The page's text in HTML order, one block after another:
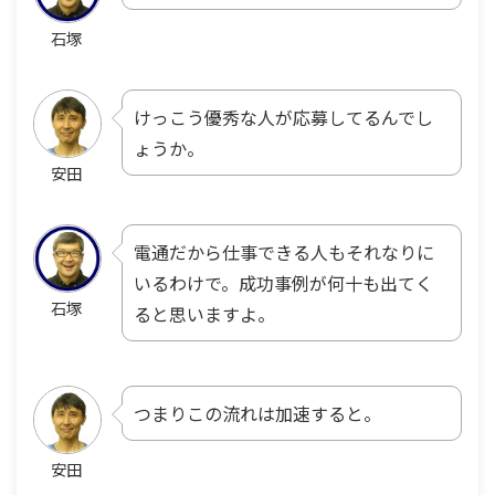
石塚
安田
けっこう優秀な人が応募してるんでし
ょうか。
石塚
電通だから仕事できる人もそれなりに
いるわけで。成功事例が何十も出てく
ると思いますよ。
安田
つまりこの流れは加速すると。